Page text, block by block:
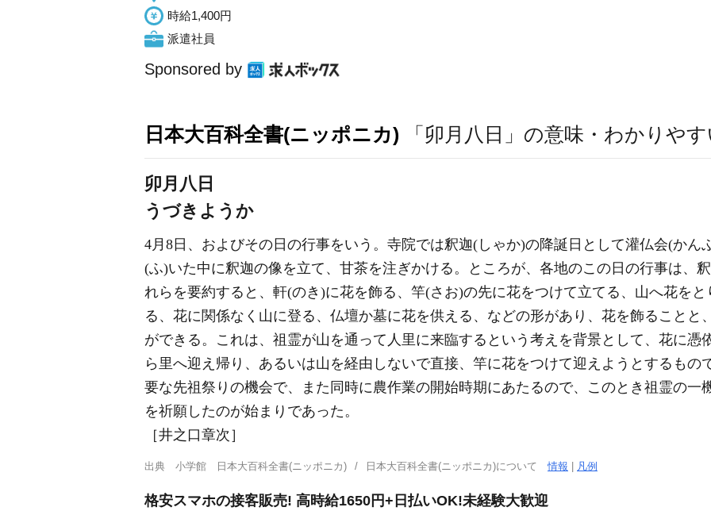
時給1,400円
派遣社員
Sponsored by
日本大百科全書(ニッポニカ) 「卯月八日」の意味・わかりや
卯月八日
うづきようか
4月8日、およびその日の行事をいう。寺院では釈迦(しゃか)の降誕日として灌仏会(かん
(ふ)いた中に釈迦の像を立て、甘茶を注ぎかける。ところが、各地のこの日の行事は、
れらを要約すると、軒(のき)に花を飾る、竿(さお)の先に花をつけて立てる、山へ花を
る、花に関係なく山に登る、仏壇か墓に花を供える、などの形があり、花を飾ることと
ができる。これは、祖霊が山を通って人里に来臨するという考えを背景として、花に憑
ら里へ迎え帰り、あるいは山を経由しないで直接、竿に花をつけて迎えようとするもの
要な先祖祭りの機会で、また同時に農作業の開始時期にあたるので、このとき祖霊の一
を祈願したのが始まりであった。
［井之口章次］
出典 小学館 日本大百科全書(ニッポニカ) 日本大百科全書(ニッポニカ)について情報 凡例
格安スマホの接客販売! 高時給1650円+日払いOK!未経験大歓迎